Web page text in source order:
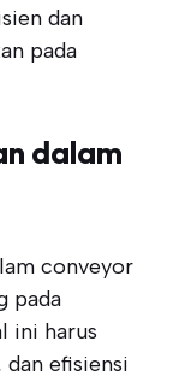
dan
pada
dalam
conveyor
pada
ini harus
efisiensi